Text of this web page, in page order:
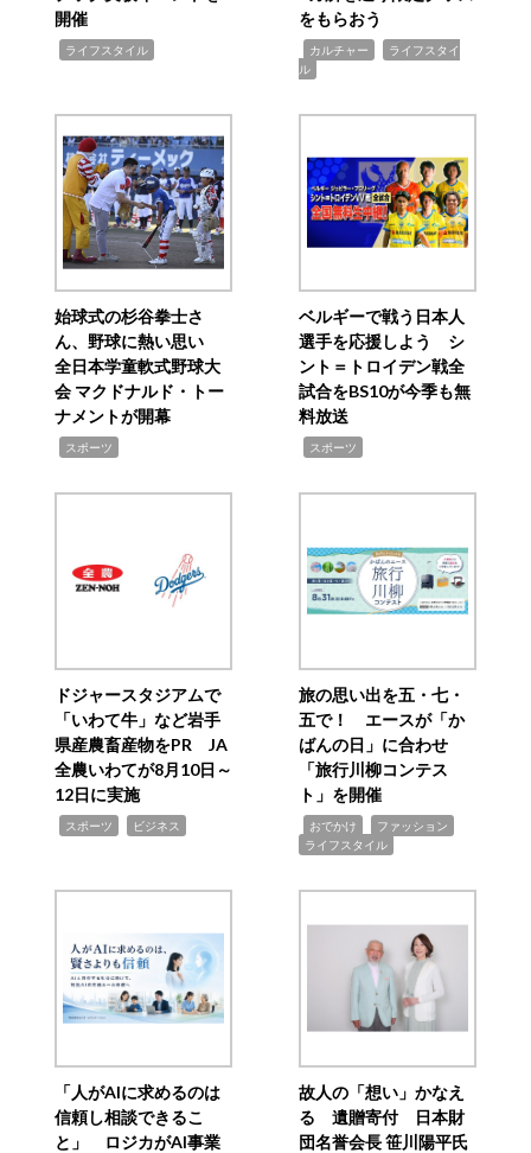
開催
ライフスタイル
をもらおう
カルチャー
ライフスタイ
ル
始球式の杉谷拳士さ
ん、野球に熱い思い
全日本学童軟式野球大
会 マクドナルド・トー
ナメントが開幕
スポーツ
ベルギーで戦う日本人
選手を応援しよう シ
ント＝トロイデン戦全
試合をBS10が今季も無
料放送
スポーツ
ドジャースタジアムで
「いわて牛」など岩手
県産農畜産物をPR JA
全農いわてが8月10日～
12日に実施
スポーツ ビジネス
旅の思い出を五・七・
五で！ エースが「か
ばんの日」に合わせ
「旅行川柳コンテス
ト」を開催
おでかけ ファッション
ライフスタイル
「人がAIに求めるのは
信頼し相談できるこ
と」 ロジカがAI事業
故人の「想い」かなえ
る 遺贈寄付 日本財
団名誉会長 笹川陽平氏